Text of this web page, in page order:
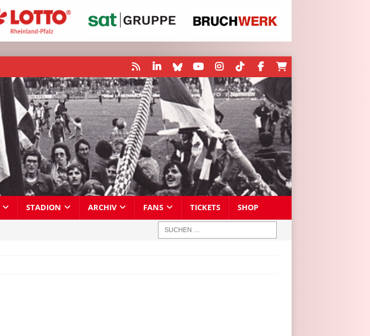
STADION ARCHIV FANS TICKETS SHOP